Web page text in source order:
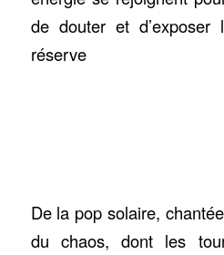
de douter et d’exposer
réserve
De la pop solaire,
du chaos, dont les